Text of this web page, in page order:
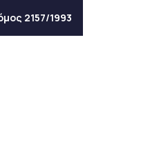
2157/1993